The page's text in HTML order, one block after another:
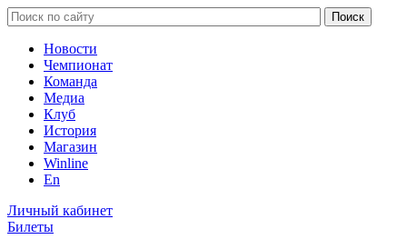
Новости
Чемпионат
Команда
Медиа
Клуб
История
Магазин
Winline
En
Личный кабинет
Билеты